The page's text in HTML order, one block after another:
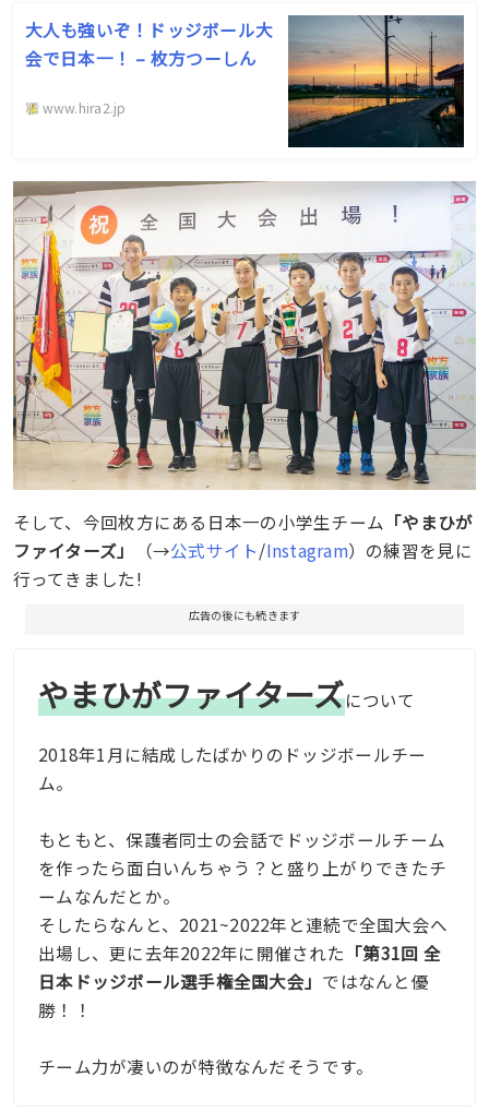
大人も強いぞ！ドッジボール大
会で日本一！ – 枚方つーしん
www.hira2.jp
そして、今回枚方にある日本一の小学生チーム 「やまひが
ファイターズ」
（→公式サイト/Instagram）の練習を見に
行ってきました!
広告の後にも続きます
やまひがファイターズについて
2018年1月に結成したばかりのドッジボールチー
ム。
もともと、保護者同士の会話でドッジボールチーム
を作ったら面白いんちゃう？と盛り上がりできたチ
ームなんだとか。
そしたらなんと、2021~2022年と連続で全国大会へ
出場し、更に去年2022年に開催された 「第31回 全
日本ドッジボール選手権全国大会」 ではなんと優
勝！！
チーム力が凄いのが特徴なんだそうです。